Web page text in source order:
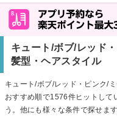
キュート/ボブ/レッド
髪型・ヘアスタイル
キュート/ボブ/レッド・ピンク/
おすすめ順で1576件ヒットして
う。他にも様々な条件で探せます